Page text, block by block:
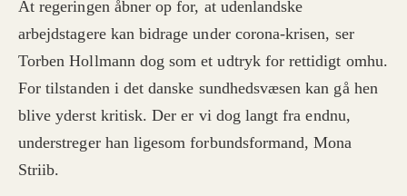
At regeringen åbner op for, at udenlandske
arbejdstagere kan bidrage under corona-krisen, ser
Torben Hollmann dog som et udtryk for rettidigt omhu.
For tilstanden i det danske sundhedsvæsen kan gå hen
blive yderst kritisk. Der er vi dog langt fra endnu,
understreger han ligesom forbundsformand, Mona
Striib.